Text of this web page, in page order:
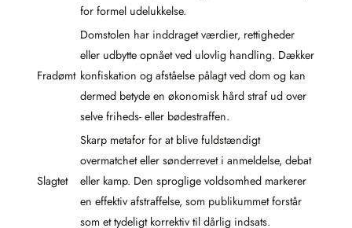
for formel udelukkelse.
Fradømt
Domstolen har inddraget værdier, rettigheder
eller udbytte opnået ved ulovlig handling. Dækker
konfiskation og afståelse pålagt ved dom og kan
dermed betyde en økonomisk hård straf ud over
selve friheds- eller bødestraffen.
Slagtet
Skarp metafor for at blive fuldstændigt
overmatchet eller sønderrevet i anmeldelse, debat
eller kamp. Den sproglige voldsomhed markerer
en effektiv afstraffelse, som publikummet forstår
som et tydeligt korrektiv til dårlig indsats.